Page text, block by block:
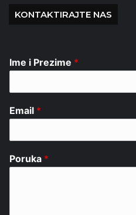
KONTAKTIRAJTE NAS
Ime i Prezime *
Email *
Poruka *